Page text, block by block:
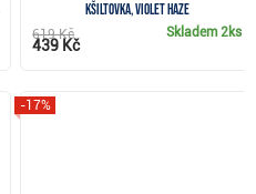
kšiltovka, violet haze
Skladem2ks
619 Kč
439 Kč
-17%